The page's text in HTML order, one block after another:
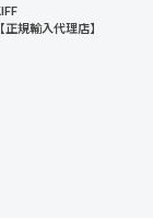
【正規輸入代理店】